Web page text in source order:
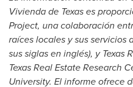
Vivienda de Texas es
Project, una colaboración
raíces locales y susservicios
sus siglas en inglés), y Texas
Texas Real Estate Research
University. El informe ofrece